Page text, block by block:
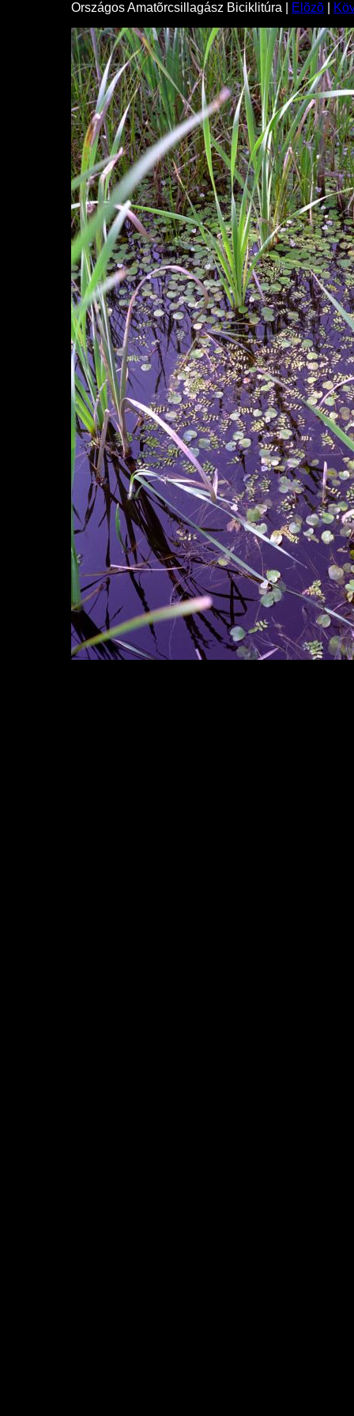
Országos Amatõrcsillagász Biciklitúra | Elõzõ